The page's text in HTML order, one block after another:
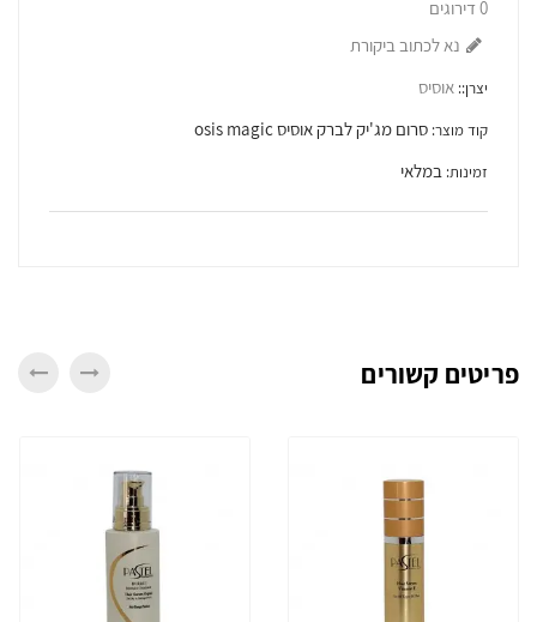
0 דירוגים
נא לכתוב ביקורת
יצרן:: אוסיס
קוד מוצר: סרום מג'יק לברק אוסיס osis magic
זמינות: במלאי
פריטים קשורים